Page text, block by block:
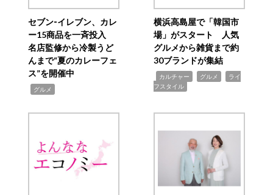
セブン‐イレブン、カレ
ー15商品を一斉投入
名店監修から冷製うど
んまで“夏のカレーフェ
ス”を開催中
グルメ
横浜高島屋で「韓国市
場」がスタート 人気
グルメから雑貨まで約
30ブランドが集結
カルチャー グルメ
ライ
フスタイル